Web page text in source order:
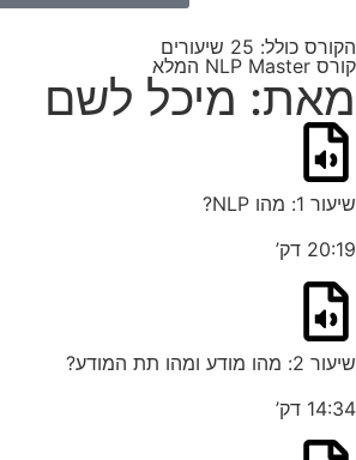
הקורס כולל: 25 שיעורים
קורס NLP Master המלא
מאת: מיכל לשם
שיעור 1: מהו NLP?
20:19 דק’
שיעור 2: מהו מודע ומהו תת המודע?
14:34 דק’